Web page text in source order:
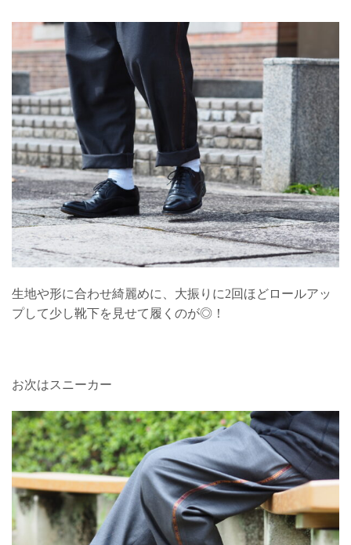
生地や形に合わせ綺麗めに、大振りに2回ほどロールアッ
プして少し靴下を見せて履くのが◎！
お次はスニーカー